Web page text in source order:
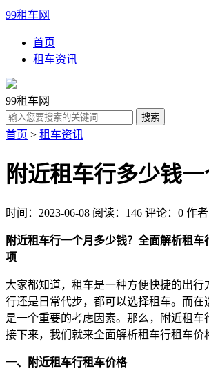
99租车网
首页
租车资讯
99租车网
首页 > 租车资讯
附近租车行多少钱一
时间：2023-06-08 阅读：146 评论：0 作
附近租车行一个月多少钱？全面解析租车
项
大家都知道，租车是一种方便快捷的出行
行还是日常代步，都可以选择租车。而在
是一个重要的考虑因素。那么，附近租车
接下来，我们就来全面解析租车行租车价
一、附近租车行租车价格